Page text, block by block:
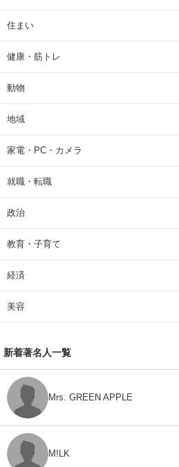
住まい
健康・筋トレ
動物
地域
家電・PC・カメラ
就職・転職
政治
教育・子育て
経済
美容
新着著名人一覧
Mrs. GREEN APPLE
M!LK